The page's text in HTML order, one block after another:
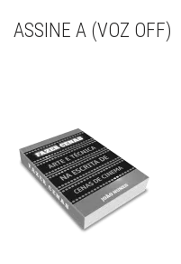
ASSINE A (VOZ OFF)